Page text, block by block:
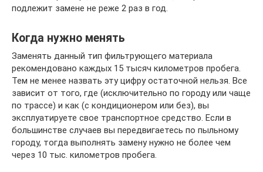
подлежит замене не реже 2 раз в год.
Когда нужно менять
Заменять данный тип фильтрующего материала
рекомендовано каждых 15 тысяч километров пробега.
Тем не менее назвать эту цифру остаточной нельзя. Все
зависит от того, где (исключительно по городу или чаще
по трассе) и как (с кондиционером или без), вы
эксплуатируете свое транспортное средство. Если в
большинстве случаев вы передвигаетесь по пыльному
городу, тогда выполнять замену нужно не более чем
через 10 тыс. километров пробега.